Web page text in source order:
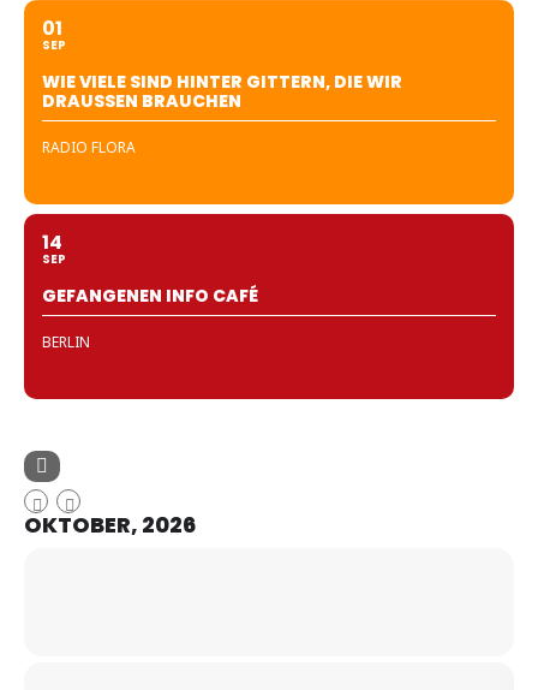
01
SEP
WIE VIELE SIND HINTER GITTERN, DIE WIR
DRAUSSEN BRAUCHEN
RADIO FLORA
14
SEP
GEFANGENEN INFO CAFÉ
BERLIN
OKTOBER, 2026